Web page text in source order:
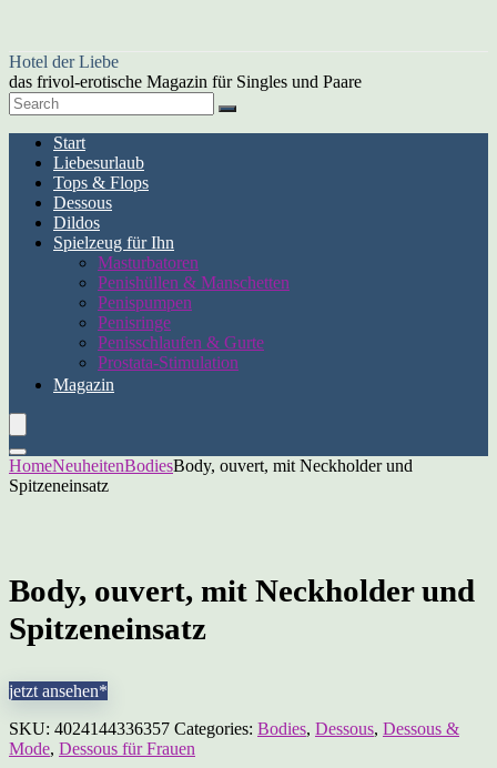
Hotel der Liebe
das frivol-erotische Magazin für Singles und Paare
Start
Liebesurlaub
Tops & Flops
Dessous
Dildos
Spielzeug für Ihn
Masturbatoren
Penishüllen & Manschetten
Penispumpen
Penisringe
Penisschlaufen & Gurte
Prostata-Stimulation
Magazin
HomeNeuheitenBodiesBody, ouvert, mit Neckholder und
Spitzeneinsatz
Body, ouvert, mit Neckholder und
Spitzeneinsatz
jetzt ansehen*
SKU: 4024144336357 Categories: Bodies, Dessous, Dessous &
Mode, Dessous für Frauen